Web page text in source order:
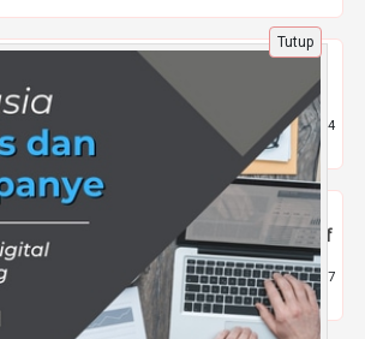
Analysis SWOT Kenali Luar Dalam Baik
Buruk Perusahaan Anda
7 Jun 2024 |754
Kelas Karyawan Ma'soem University di
Bandung Pilihan Terbaik untuk Pekerja Aktif
Pendidikan 11 Sep 2024 |1267
Tutup